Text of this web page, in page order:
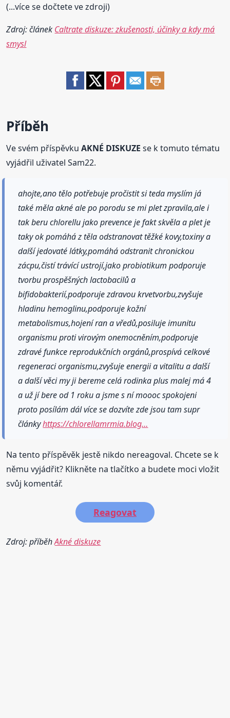
(...více se dočtete ve zdroji)
Zdroj: článek Caltrate diskuze: zkušenosti, účinky a kdy má
smysl
Příběh
Ve svém příspěvkuAKNÉ DISKUZE se k tomuto tématu
vyjádřil uživatel Sam22.
ahojte,ano tělo potřebuje pročistit si teda myslím já
také měla akné ale po porodu se mi plet zpravila,ale i
tak beru chlorellu jako prevence je fakt skvěla a plet je
taky ok pomáhá z těla odstranovat těžké kovy,toxiny a
další jedovaté látky,pomáhá odstranit chronickou
zácpu,čistí trávící ustrojí,jako probiotikum podporuje
tvorbu prospěšných lactobacilů a
bifidobakterií,podporuje zdravou krvetvorbu,zvyšuje
hladinu hemoglinu,podporuje kožní
metabolismus,hojení ran a vředů,posiluje imunitu
organismu proti virovým onemocněním,podporuje
zdravé funkce reprodukčních orgánů,prospívá celkové
regeneraci organismu,zvyšuje energii a vitalitu a další
a další věci my ji bereme celá rodinka plus malej má 4
a už jí bere od 1 roku a jsme s ní moooc spokojeni
proto posílám dál více se dozvíte zde jsou tam supr
článkyhttps://chlorellamrmia.blog…
Na tento příspěvěk jestě nikdo nereagoval. Chcete se k
němu vyjádřit? Klikněte na tlačítko a budete moci vložit
svůj komentář.
Reagovat
Zdroj: příběhAkné diskuze